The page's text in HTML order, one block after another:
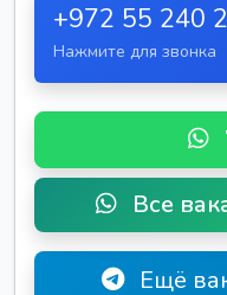
+972 55 240
Нажмите для звонка
Все
Ещё